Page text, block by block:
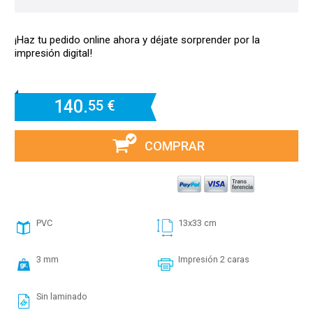
¡Haz tu pedido online ahora y déjate sorprender por la
impresión digital!
140.55 €
COMPRAR
PVC 13x33 cm
3 mm Impresión 2 caras
Sin laminado